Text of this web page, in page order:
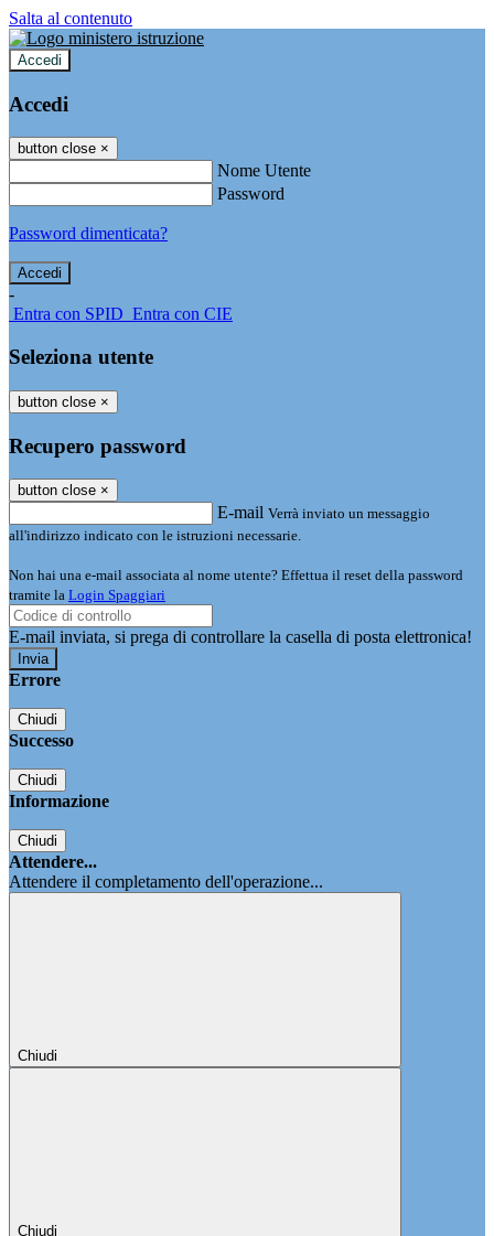
Salta al contenuto
Accedi
Accedi
button close ×
Nome Utente
Password
Password dimenticata?
-
Entra con SPID Entra con CIE
Seleziona utente
button close ×
Recupero password
button close ×
E-mail Verrà inviato un messaggio
all'indirizzo indicato con le istruzioni necessarie.
Non hai una e-mail associata al nome utente? Effettua il reset della password
tramite la Login Spaggiari
E-mail inviata, si prega di controllare la casella di posta elettronica!
Errore
Chiudi
Successo
Chiudi
Informazione
Chiudi
Attendere...
Attendere il completamento dell'operazione...
Chiudi
Chiudi